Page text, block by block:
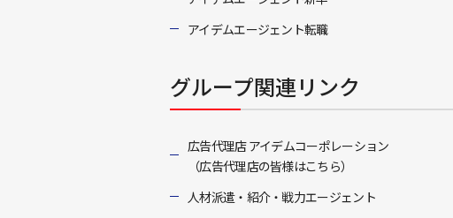
アイデムエージェント転職
グループ関連リンク
広告代理店 アイデムコーポレーション
（広告代理店の皆様はこちら）
人材派遣・紹介・戦力エージェント